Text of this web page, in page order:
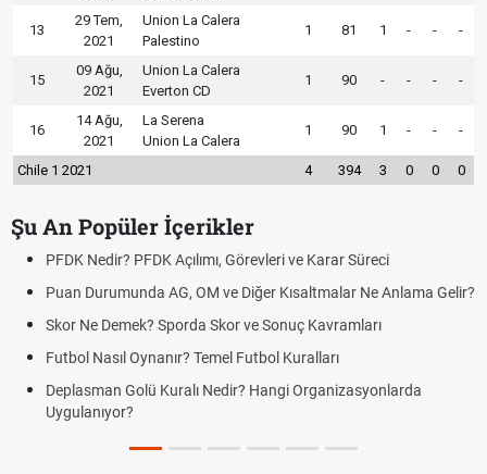
13
29 Tem,
2021
Union La Calera
Palestino
1 81 1 - - -
15
09 Ağu,
2021
Union La Calera
Everton CD
1 90 - - - -
16
14 Ağu,
2021
La Serena
Union La Calera
1 90 1 - - -
Chile 1 2021 4 394 3 0 0 0
Şu An Popüler İçerikler
PFDK Nedir? PFDK Açılımı, Görevleri ve Karar Süreci
Puan Durumunda AG, OM ve Diğer Kısaltmalar Ne Anlama Gelir?
Skor Ne Demek? Sporda Skor ve Sonuç Kavramları
Futbol Nasıl Oynanır? Temel Futbol Kuralları
Deplasman Golü Kuralı Nedir? Hangi Organizasyonlarda
Uygulanıyor?